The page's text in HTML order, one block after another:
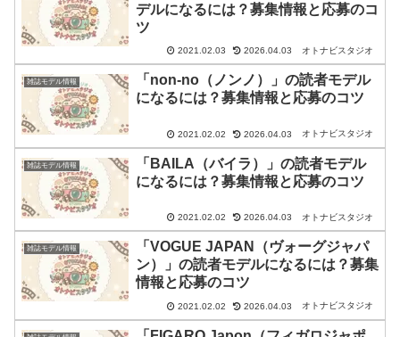
デルになるには？募集情報と応募のコ
ツ
2021.02.03 2026.04.03 オトナビスタジオ
雑誌モデル情報
「non-no（ノンノ）」の読者モデル
になるには？募集情報と応募のコツ
2021.02.02 2026.04.03 オトナビスタジオ
雑誌モデル情報
「BAILA（バイラ）」の読者モデル
になるには？募集情報と応募のコツ
2021.02.02 2026.04.03 オトナビスタジオ
雑誌モデル情報
「VOGUE JAPAN（ヴォーグジャパ
ン）」の読者モデルになるには？募集
情報と応募のコツ
2021.02.02 2026.04.03 オトナビスタジオ